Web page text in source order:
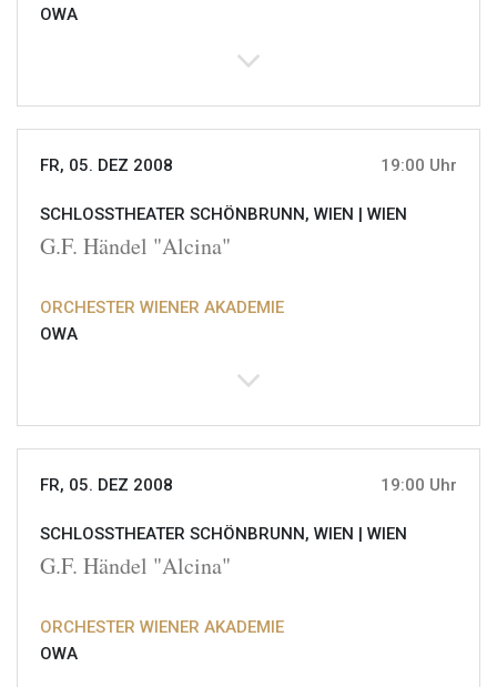
OWA
FR, 05. DEZ 2008 19:00 Uhr
SCHLOSSTHEATER SCHÖNBRUNN, WIEN | WIEN
G.F. Händel "Alcina"
ORCHESTER WIENER AKADEMIE
OWA
FR, 05. DEZ 2008 19:00 Uhr
SCHLOSSTHEATER SCHÖNBRUNN, WIEN | WIEN
G.F. Händel "Alcina"
ORCHESTER WIENER AKADEMIE
OWA